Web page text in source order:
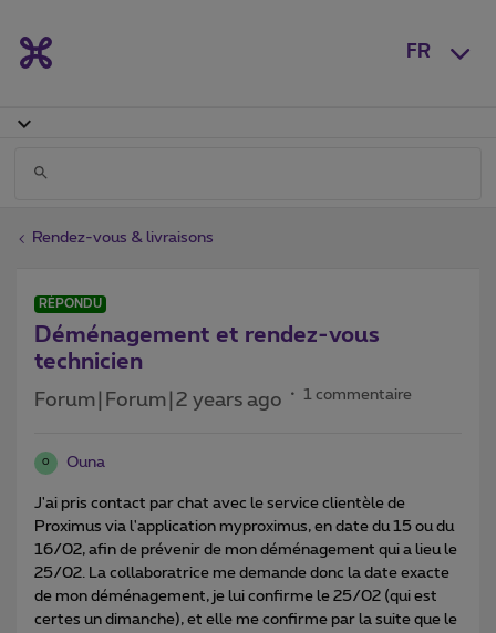
FR
Rendez-vous & livraisons
RÉPONDU
Déménagement et rendez-vous
technicien
Forum|Forum|2 years ago 1 commentaire
O Ouna
J'ai pris contact par chat avec le service clientèle de
Proximus via l'application myproximus, en date du 15 ou du
16/02, afin de prévenir de mon déménagement qui a lieu le
25/02. La collaboratrice me demande donc la date exacte
de mon déménagement, je lui confirme le 25/02 (qui est
certes un dimanche), et elle me confirme par la suite que le